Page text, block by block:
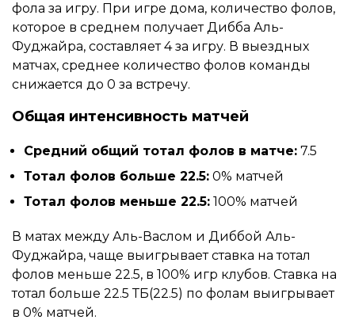
фола за игру. При игре дома, количество фолов,
которое в среднем получает Дибба Аль-
Фуджайра, составляет 4 за игру. В выездных
матчах, среднее количество фолов команды
снижается до 0 за встречу.
Общая интенсивность матчей
Средний общий тотал фолов в матче: 7.5
Тотал фолов больше 22.5: 0% матчей
Тотал фолов меньше 22.5: 100% матчей
В матах между Аль-Васлом и Диббой Аль-
Фуджайра, чаще выигрывает ставка на тотал
фолов меньше 22.5, в 100% игр клубов. Ставка на
тотал больше 22.5 ТБ(22.5) по фолам выигрывает
в 0% матчей.